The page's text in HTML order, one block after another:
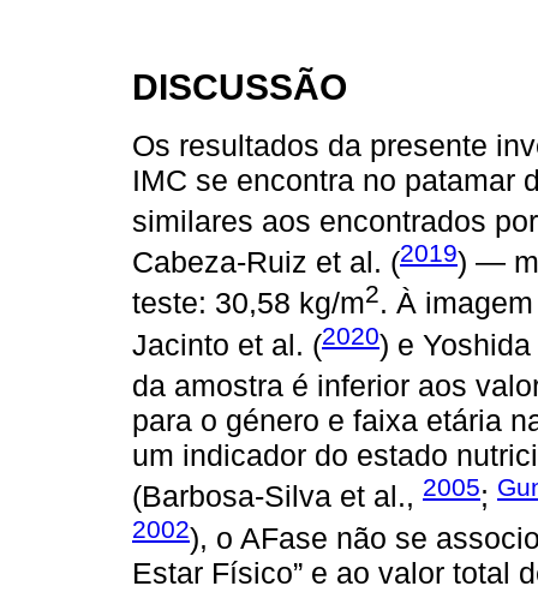
DISCUSSÃO
Os resultados da presente
IMC se encontra no patamar
similares aos encontrados
Cabeza-Ruiz et al. (2019) —
teste: 30,58 kg/m2. À
Jacinto et al. (2020) e
da amostra é inferior aos
para o género e faixa etária
um indicador do estado
(Barbosa-Silva et al., 2005;
2002), o AFase não se
Estar Físico” e ao valor total